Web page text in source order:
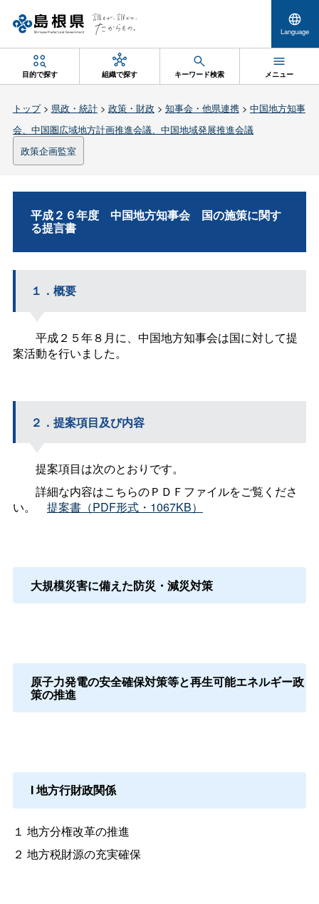
Language
目的で探す 組織で探す キーワード検索 メニュー
トップ> 県政・統計> 政策・財政 > 知事会・他県連携> 中国地方知事
会、中国圏広域地方計画推進会議、中国地域発展推進会議
政策企画監室
平成２６年度 中国地方知事会 国の施策に関す
る提言書
１．概要
平成２５年８月に、中国地方知事会は国に対して提
案活動を行いました。
２．提案項目及び内容
提案項目は次のとおりです。
詳細な内容はこちらのＰＤＦファイルをご覧くださ
い。 提案書（PDF形式・1067KB）
大規模災害に備えた防災・減災対策
原子力発電の安全確保対策等と再生可能エネルギー政
策の推進
I 地方行財政関係
１ 地方分権改革の推進
２ 地方税財源の充実確保